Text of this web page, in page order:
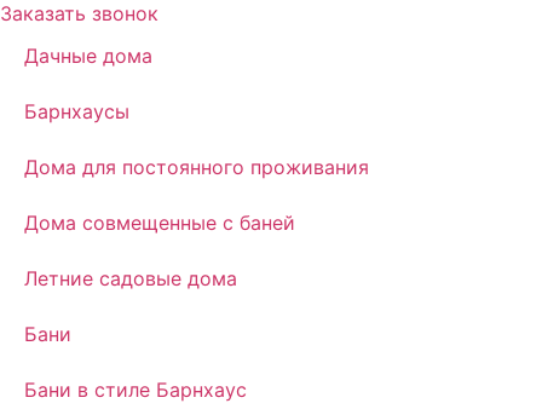
Заказать звонок
Дачные дома
Барнхаусы
Дома для постоянного проживания
Дома совмещенные с баней
Летние садовые дома
Бани
Бани в стиле Барнхаус